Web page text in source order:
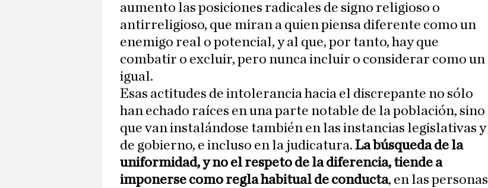
aumento las posiciones radicales de signo religioso o
antirreligioso, que miran a quien piensa diferente como un
enemigo real o potencial, y al que, por tanto, hay que
combatir o excluir, pero nunca incluir o considerar como un
igual.
Esas actitudes de intolerancia hacia el discrepante no sólo
han echado raíces en una parte notable de la población, sino
que van instalándose también en las instancias legislativas y
de gobierno, e incluso en la judicatura. La búsqueda de la
uniformidad, y no el respeto de la diferencia, tiende a
imponerse como regla habitual de conducta, en las personas